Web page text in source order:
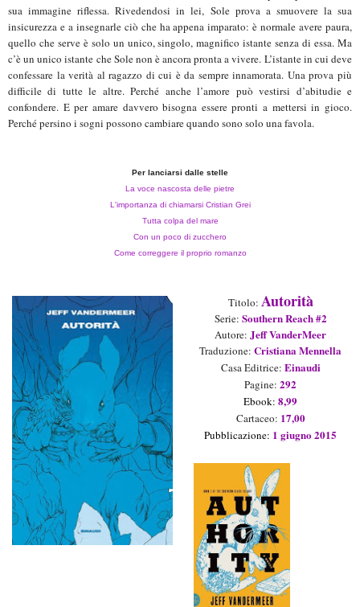
sua immagine riflessa. Rivedendosi in lei, Sole prova a smuovere la sua
insicurezza e a insegnarle ciò che ha appena imparato: è normale avere paura,
quello che serve è solo un unico, singolo, magnifico istante senza di essa. Ma
c’è un unico istante che Sole non è ancora pronta a vivere. L’istante in cui deve
confessare la verità al ragazzo di cui è da sempre innamorata. Una prova più
difficile di tutte le altre. Perché anche l’amore può vestirsi d’abitudie e
confondere. E per amare davvero bisogna essere pronti a mettersi in gioco.
Perché persino i sogni possono cambiare quando sono solo una favola.
Per lanciarsi dalle stelle
La voce nascosta delle pietre
L'importanza di chiamarsi Cristian Grei
Tutta colpa del mare
Con un poco di zucchero
Come correggere il proprio romanzo
Titolo: Autorità
Serie: Southern Reach #2
Autore:Jeff VanderMeer
Traduzione:Cristiana Mennella
Casa Editrice: Einaudi
Pagine:292
Ebook: 8,99
Cartaceo: 17,00
Pubblicazione: 1 giugno 2015